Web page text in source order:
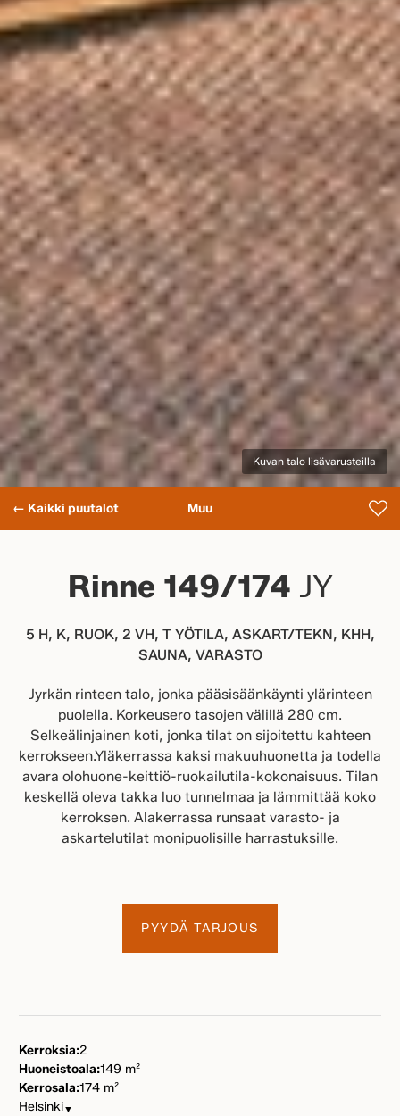
Kuvan talo lisävarusteilla
← Kaikki puutalot Muu
Rinne 149/174 JY
5 H, K, RUOK, 2 VH, T YÖTILA, ASKART/TEKN, KHH,
SAUNA, VARASTO
Jyrkän rinteen talo, jonka pääsisäänkäynti ylärinteen
puolella. Korkeusero tasojen välillä 280 cm.
Selkeälinjainen koti, jonka tilat on sijoitettu kahteen
kerrokseen.Yläkerrassa kaksi makuuhuonetta ja todella
avara olohuone-keittiö-ruokailutila-kokonaisuus. Tilan
keskellä oleva takka luo tunnelmaa ja lämmittää koko
kerroksen. Alakerrassa runsaat varasto- ja
askartelutilat monipuolisille harrastuksille.
PYYDÄ TARJOUS
Kerroksia:2
Huoneistoala:149 m²
Kerrosala:174 m²
Helsinki▼